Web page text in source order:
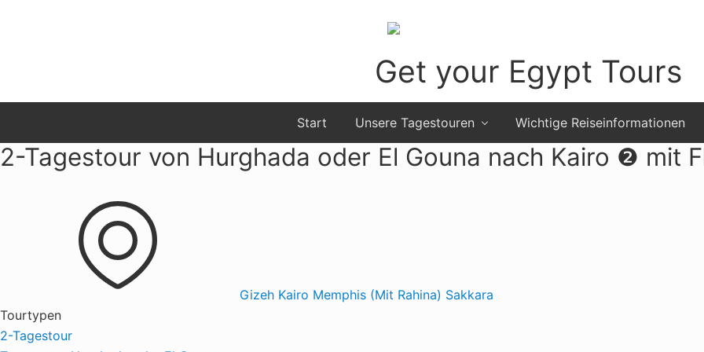
Get your Egypt Tours
Get
Your
Tours
Start Unsere Tagestouren Wichtige Reiseinformationen
2-Tagestour von Hurghada oder El Gouna nach Kairo ❷ mit
Gizeh Kairo Memphis (Mit Rahina) Sakkara
Tourtypen
2-Tagestour